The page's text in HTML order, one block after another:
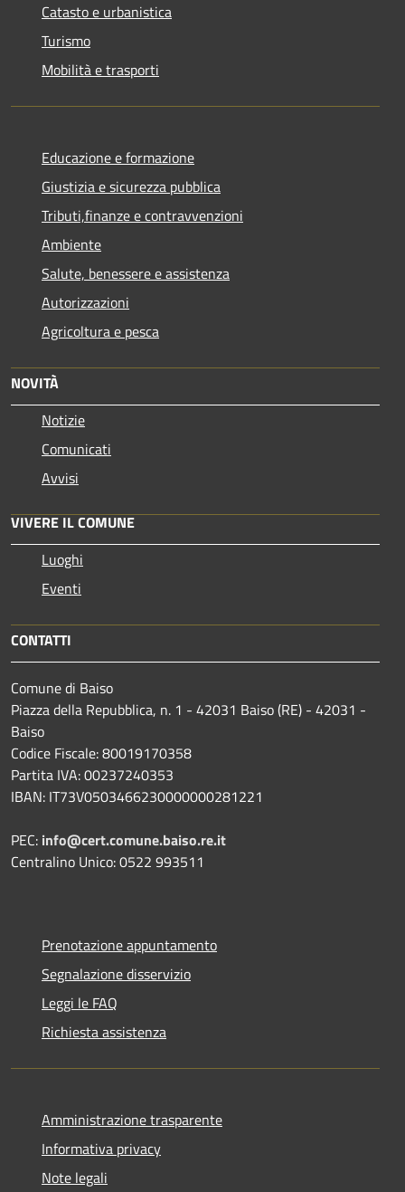
Catasto e urbanistica
Turismo
Mobilità e trasporti
Educazione e formazione
Giustizia e sicurezza pubblica
Tributi,finanze e contravvenzioni
Ambiente
Salute, benessere e assistenza
Autorizzazioni
Agricoltura e pesca
NOVITÀ
Notizie
Comunicati
Avvisi
VIVERE IL COMUNE
Luoghi
Eventi
CONTATTI
Comune di Baiso
Piazza della Repubblica, n. 1 - 42031 Baiso (RE) - 42031 -
Baiso
Codice Fiscale: 80019170358
Partita IVA: 00237240353
IBAN: IT73V0503466230000000281221
PEC: info@cert.comune.baiso.re.it
Centralino Unico: 0522 993511
Prenotazione appuntamento
Segnalazione disservizio
Leggi le FAQ
Richiesta assistenza
Amministrazione trasparente
Informativa privacy
Note legali